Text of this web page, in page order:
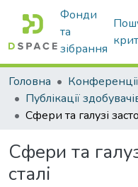
Фонди
та
зібрання
Головна
Сфери та
сталі